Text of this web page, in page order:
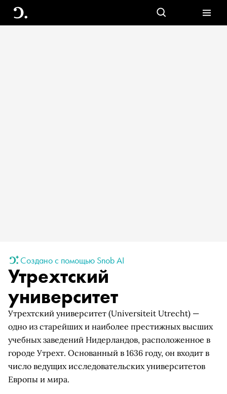
Создано с помощью Snob AI
Утрехтский
университет
Утрехтский университет (Universiteit Utrecht) —
одно из старейших и наиболее престижных высших
учебных заведений Нидерландов, расположенное в
городе Утрехт. Основанный в 1636 году, он входит в
число ведущих исследовательских университетов
Европы и мира.